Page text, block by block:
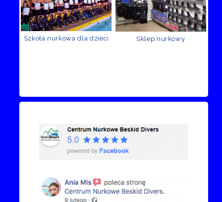
Szkoła nurkowa dla dzieci Sklep nurkowy